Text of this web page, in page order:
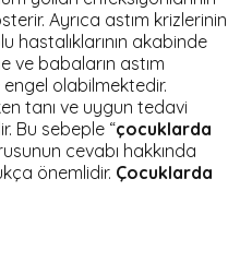
Ayrıca astım krizlerinin
hastalıklarının akabinde
ve babaların astım
olabilmektedir.
tanı ve uygun tedavi
Bu sebeple “çocuklarda
cevabı hakkında
önemlidir. Çocuklarda